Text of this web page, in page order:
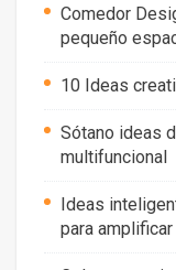
Comedor
pequeño
10 Ideas
Sótano ideas
multifuncional
Ideas
para